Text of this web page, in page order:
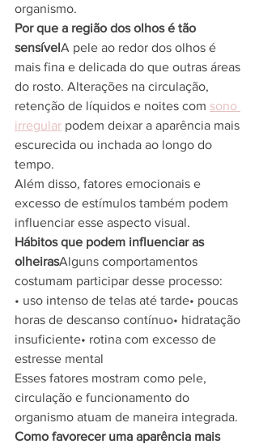
organismo.
Por que a região dos olhos é tão
sensívelA pele ao redor dos olhos é
mais fina e delicada do que outras áreas
do rosto. Alterações na circulação,
retenção de líquidos e noites com sono
irregular podem deixar a aparência mais
escurecida ou inchada ao longo do
tempo.
Além disso, fatores emocionais e
excesso de estímulos também podem
influenciar esse aspecto visual.
Hábitos que podem influenciar as
olheirasAlguns comportamentos
costumam participar desse processo:
• uso intenso de telas até tarde• poucas
horas de descanso contínuo• hidratação
insuficiente• rotina com excesso de
estresse mental
Esses fatores mostram como pele,
circulação e funcionamento do
organismo atuam de maneira integrada.
Como favorecer uma aparência mais